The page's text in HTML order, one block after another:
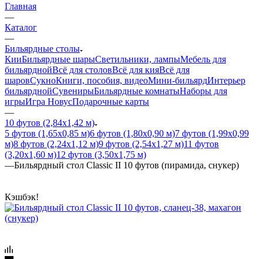
Главная
—
Каталог
—
Бильярдные столы
КииБильярдные шарыСветильники, лампыМебель для
бильярднойВсё для столовВсё для кияВсё для
шаровСукноКниги, пособия, видеоМини-бильярдИнтерьер
бильярднойСувенирыБильярдные комнатыНаборы для
игрыИгра НовусПодарочные карты
—
10 футов (2,84х1,42 м)
5 футов (1,65х0,85 м)6 футов (1,80х0,90 м)7 футов (1,99х0,99
м)8 футов (2,24х1,12 м)9 футов (2,54х1,27 м)11 футов
(3,20х1,60 м)12 футов (3,50х1,75 м)
—Бильярдный стол Classic II 10 футов (пирамида, снукер)
Кэшбэк!